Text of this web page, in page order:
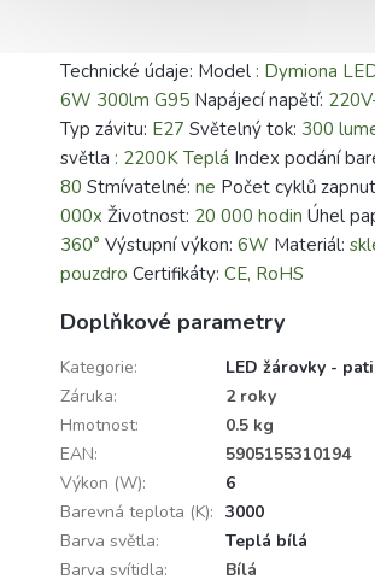
Technické údaje: Model : Dymiona
6W 300lm G95 Napájecí napětí:
Typ závitu: E27 Světelný tok: 300
světla : 2200K Teplá Index podání
80 Stmívatelné: ne Počet cyklů
000x Životnost: 20 000 hodin Úhel
360° Výstupní výkon: 6W Materiál:
pouzdro Certifikáty: CE, RoHS
Doplňkové parametry
Kategorie:
LED žárovky -
Záruka:
2 roky
Hmotnost:
0.5 kg
EAN:
5905155310194
Výkon (W):
6
Barevná teplota (K): 3000
Barva světla:
Teplá bílá
Barva svítidla:
Bílá